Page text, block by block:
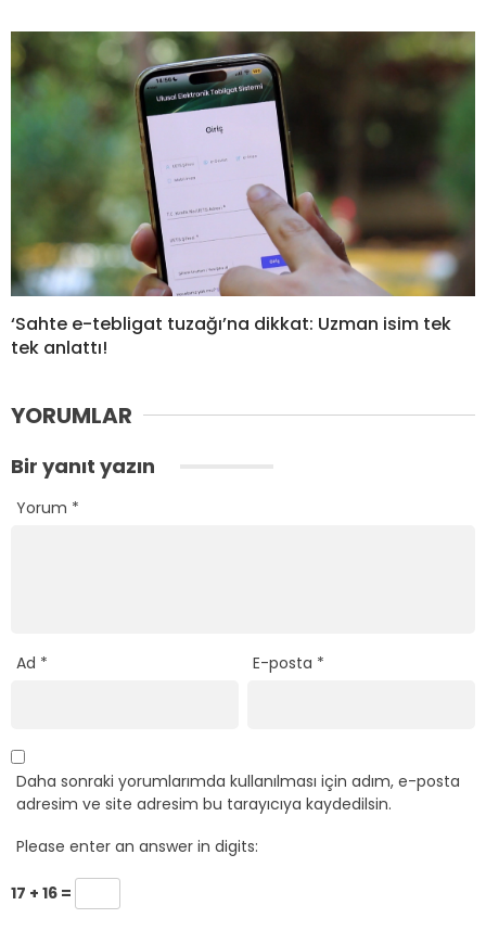
‘Sahte e-tebligat tuzağı’na dikkat: Uzman isim tek
tek anlattı!
YORUMLAR
Bir yanıt yazın
Yorum *
Ad * E-posta *
Daha sonraki yorumlarımda kullanılması için adım, e-posta
adresim ve site adresim bu tarayıcıya kaydedilsin.
Please enter an answer in digits:
17 + 16 =